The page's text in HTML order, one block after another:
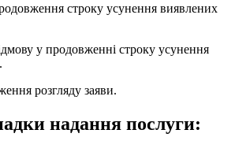
строку усунення виявлених
у продовженні строку усунення
розгляду заяви.
надання послуги: